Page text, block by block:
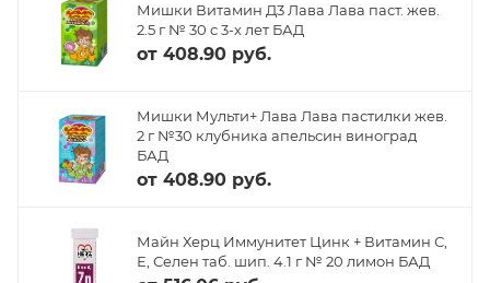
Мишки Витамин Д3 Лава Лава паст. жев.
2.5 г № 30 с 3-х лет БАД
от 408.90 руб.
Мишки Мульти+ Лава Лава пастилки жев.
2 г №30 клубника апельсин виноград
БАД
от 408.90 руб.
Майн Херц Иммунитет Цинк + Витамин С,
Е, Селен таб. шип. 4.1 г № 20 лимон БАД